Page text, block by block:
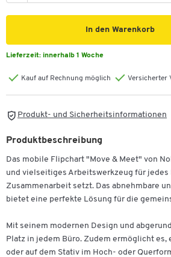
In den Warenkorb
Lieferzeit: innerhalb 1 Woche
Kauf auf Rechnung möglich Versicherter
Produkt- und Sicherheitsinformationen
Produktbeschreibung
Das mobile Flipchart "Move & Meet" von
und vielseitiges Arbeitswerkzeug für jedes
Zusammenarbeit setzt. Das abnehmbare
bietet eine perfekte Lösung für die
Mit seinem modernen Design und
Platz in jedem Büro. Zudem ermöglicht es,
oder auf dem Stativ im Hoch- oder